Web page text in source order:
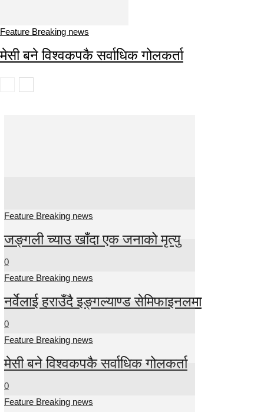
Feature Breaking news
मेसी बने विश्वकपकै सर्वाधिक गोलकर्ता
Feature Breaking news
जङ्गली च्याउ खाँदा एक जनाको मृत्यु
0
Feature Breaking news
नर्वेलाई हराउँदै इङ्गल्याण्ड सेमिफाइनलमा
0
Feature Breaking news
मेसी बने विश्वकपकै सर्वाधिक गोलकर्ता
0
Feature Breaking news